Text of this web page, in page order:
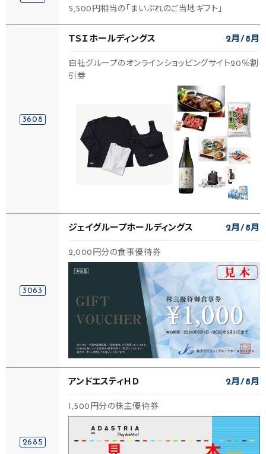
5,500円相当の「まいぷれのご当地ギフト」
3608
ＴＳＩホールディングス 2月 8月
自社グループのオンラインショッピングサイト20％割
引券
3063
ジェイグループホールディングス 2月 8月
2,000円分の食事優待券
2685
アンドエスティＨＤ 2月 8月
1,500円分の株主優待券